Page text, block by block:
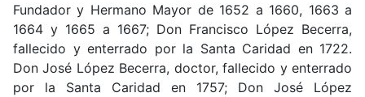
Fundador y Hermano Mayor de 1652 a 1660, 1663 a
1664 y 1665 a 1667; Don Francisco López Becerra,
fallecido y enterrado por la Santa Caridad en 1722.
Don José López Becerra, doctor, fallecido y enterrado
por la Santa Caridad en 1757; Don José López